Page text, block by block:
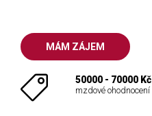
MÁM ZÁJEM
50000 - 70000 Kč
mzdové ohodnocení